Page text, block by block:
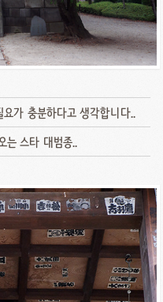
가 충분하다고 생각합니다..
는 스타 대범종..